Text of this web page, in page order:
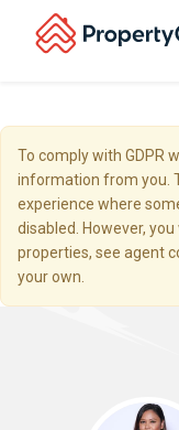
To comply with GDPR
information from you.
experience where
disabled. However,
properties, see agent
your own.